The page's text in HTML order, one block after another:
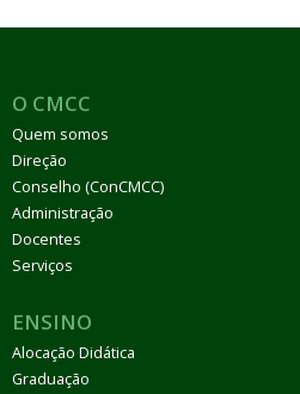
O CMCC
Quem somos
Direção
Conselho (ConCMCC)
Administração
Docentes
Serviços
ENSINO
Alocação Didática
Graduação